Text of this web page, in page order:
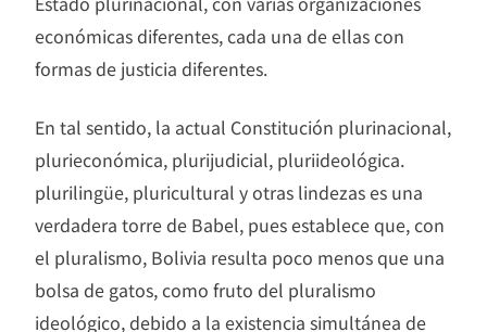
económicas diferentes, cada una de ellas con
formas de justicia diferentes.
En tal sentido, la actual Constitución plurinacional,
plurieconómica, plurijudicial, pluriideológica.
plurilingüe, pluricultural y otras lindezas es una
verdadera torre de Babel, pues establece que, con
el pluralismo, Bolivia resulta poco menos que una
bolsa de gatos, como fruto del pluralismo
ideológico, debido a la existencia simultánea de